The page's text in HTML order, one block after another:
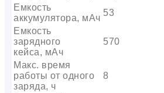
Емкость
аккумулятора, мАч
53
Емкость
зарядного
кейса, мАч
570
Макс. время
работы от одного
заряда, ч
8